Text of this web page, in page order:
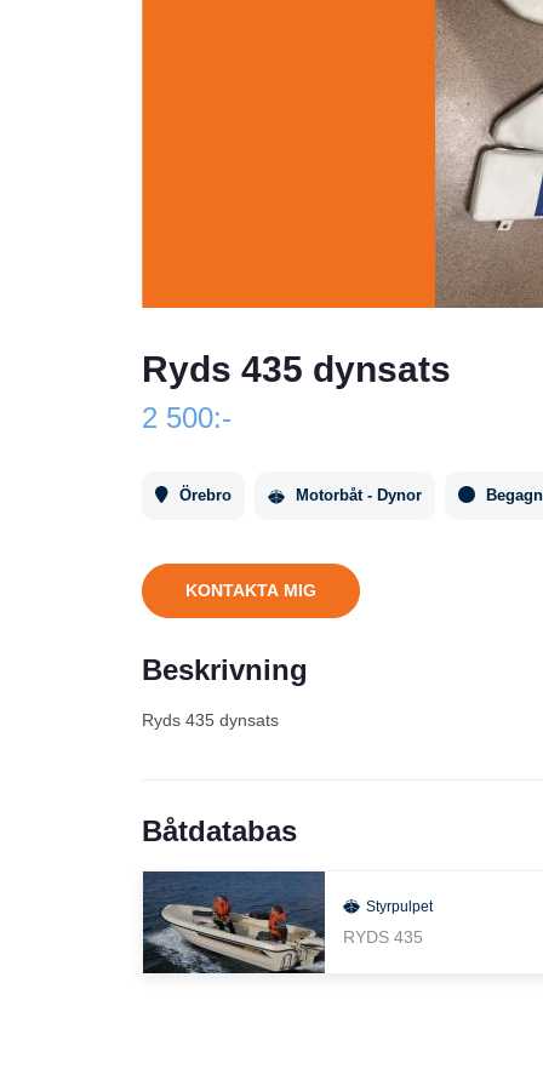
Ryds 435 dynsats
2 500:-
Örebro Motorbåt - Dynor
KONTAKTA MIG
Beskrivning
Ryds 435 dynsats
Båtdatabas
Styrpulpet
RYDS 435